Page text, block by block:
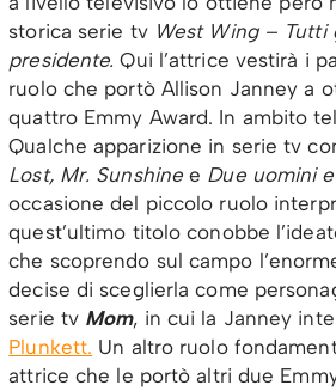
storica serie tvWest Wing – Tutti
presidente. Qui l’attrice vestirà i
ruolo che portò Allison Janney a
quattro Emmy Award. In ambito
Qualche apparizione in serie tv
Lost, Mr. Sunshine e Due uomini
occasione del piccolo ruolo
quest’ultimo titolo conobbe
che scoprendo sul campo
decise di sceglierla come
serie tv Mom, in cui la Janney
Plunkett. Un altro ruolo
attrice che le portò altri due